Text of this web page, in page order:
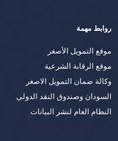
روابط مهمة
موقع التمويل الأصغر
موقع الرقابة الشرعية
وكالة ضمان التمويل الاصغر
السودان وصندوق النقد الدولي
النظام العام لنشر البيانات